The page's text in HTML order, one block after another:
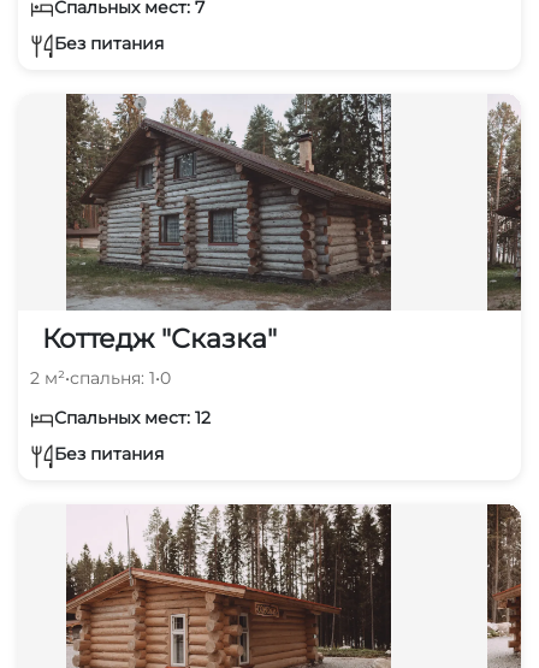
Спальных мест: 7
Без питания
Коттедж "Сказка"
2 м²•спальня: 1•0
Спальных мест: 12
Без питания